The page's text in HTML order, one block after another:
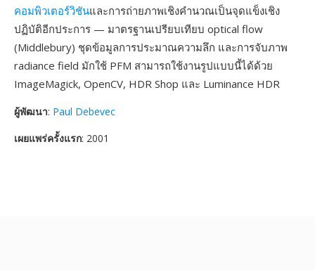
คอมพิวเตอร์วิชันและการถ่ายภาพเชิงคำนวณเป็นจุดแข็งเชิง
ปฏิบัติอีกประการ — มาตรฐานเปรียบเทียบ optical flow
(Middlebury) ชุดข้อมูลการประมาณความลึก และการจับภาพ
radiance field มักใช้ PFM สามารถใช้งานรูปแบบนี้ได้ด้วย
ImageMagick, OpenCV, HDR Shop และ Luminance HDR
ผู้พัฒนา: Paul Debevec
เผยแพร่ครั้งแรก: 2001